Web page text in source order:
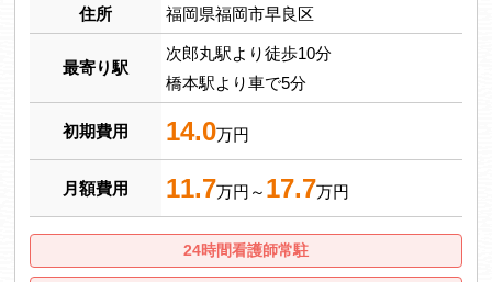
住所 福岡県福岡市早良区
最寄り駅
次郎丸駅より徒歩10分
橋本駅より車で5分
初期費用 14.0万円
月額費用 11.7万円～ 17.7万円
24時間看護師常駐